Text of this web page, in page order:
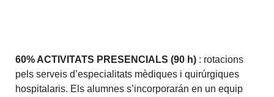
60% ACTIVITATS PRESENCIALS (90 h) : rotacions
pels serveis d’especialitats mèdiques i quirúrgiques
hospitalaris. Els alumnes s’incorporarán en un equip